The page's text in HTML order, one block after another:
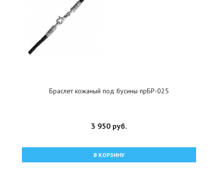
Браслет кожаный под бусины прБР-025
3 950 руб.
В КОРЗИНУ